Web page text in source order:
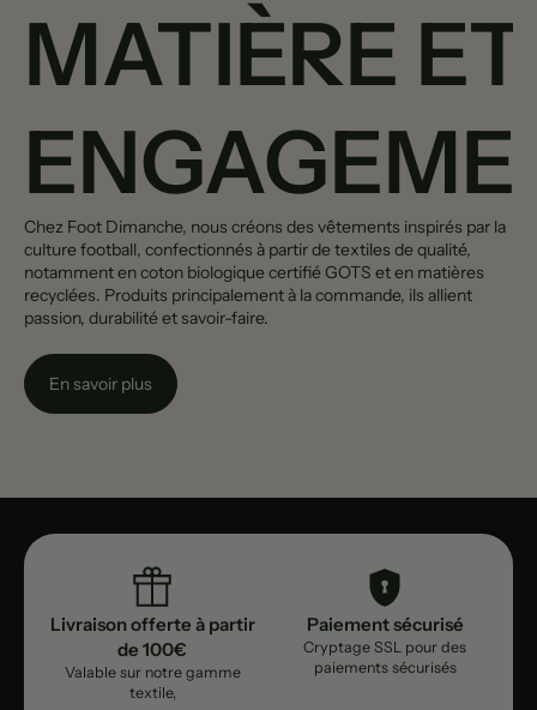
MATIÈRE ET
Chez Foot Dimanche, nous créons des vêtements inspirés par la
culture football, confectionnés à partir de textiles de qualité,
notamment en coton biologique certifié GOTS et en matières
recyclées. Produits principalement à la commande, ils allient
passion, durabilité et savoir-faire.
En savoir plus
Livraison offerte à partir
de 100€
Valable sur notre gamme
textile,
Paiement sécurisé
Cryptage SSL pour des
paiements sécurisés